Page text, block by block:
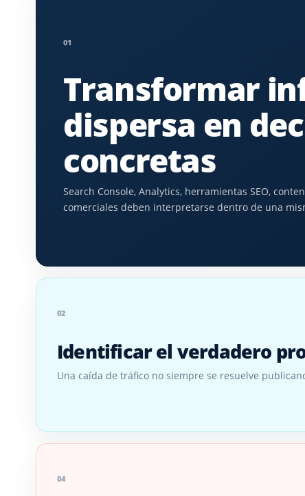
01
Transformar
dispersa en
concretas
Search Console, Analytics, herramientas SEO,
comerciales deben interpretarse dentro de una
02
Identificar el verdadero
Una caída de tráfico no siempre se resuelve
04